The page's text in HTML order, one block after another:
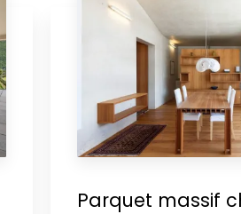
Parquet massif